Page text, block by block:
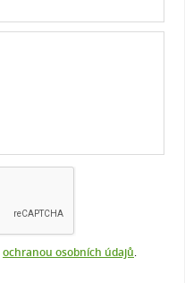
ochranou osobních údajů